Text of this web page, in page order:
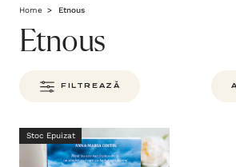
Home Etnous
Etnous
FILTREAZĂ
Stoc Epuizat